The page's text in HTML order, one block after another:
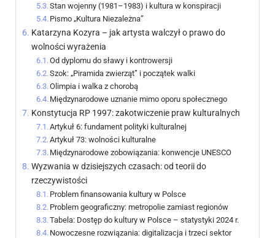
Stan wojenny (1981–1983) i kultura w konspiracji
Pismo „Kultura Niezależna”
Katarzyna Kozyra – jak artysta walczył o prawo do
wolności wyrażenia
Od dyplomu do sławy i kontrowersji
Szok: „Piramida zwierząt” i początek walki
Olimpia i walka z chorobą
Międzynarodowe uznanie mimo oporu społecznego
Konstytucja RP 1997: zakotwiczenie praw kulturalnych
Artykuł 6: fundament polityki kulturalnej
Artykuł 73: wolności kulturalne
Międzynarodowe zobowiązania: konwencje UNESCO
Wyzwania w dzisiejszych czasach: od teorii do
rzeczywistości
Problem finansowania kultury w Polsce
Problem geograficzny: metropolie zamiast regionów
Tabela: Dostęp do kultury w Polsce – statystyki 2024 r.
Nowoczesne rozwiązania: digitalizacja i trzeci sektor